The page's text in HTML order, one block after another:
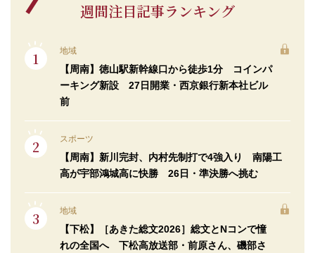
週間注目記事ランキング
地域
【周南】徳山駅新幹線口から徒歩1分 コインパ
ーキング新設 27日開業・西京銀行新本社ビル
前
スポーツ
【周南】新川完封、内村先制打で4強入り 南陽工
高が宇部鴻城高に快勝 26日・準決勝へ挑む
地域
【下松】［あきた総文2026］総文とNコンで憧
れの全国へ 下松高放送部・前原さん、磯部さ